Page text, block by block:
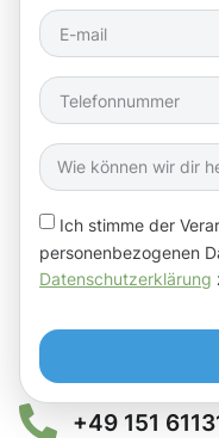
Ich stimme der
personenbezogenen
Datenschutzerklärung
+49 151